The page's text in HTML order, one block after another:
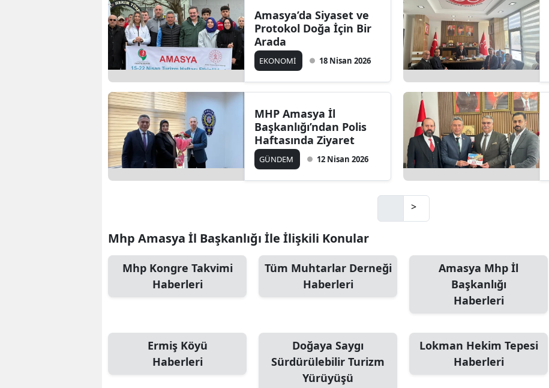
Amasya’da Siyaset ve
Protokol Doğa İçin Bir
Arada
EKONOMİ 18 Nisan 2026
MHP Amasya İl
Başkanlığı’ndan Polis
Haftasında Ziyaret
GÜNDEM 12 Nisan 2026
>
Mhp Amasya İl Başkanlığı İle İlişkili Konular
Mhp Kongre Takvimi
Haberleri
Tüm Muhtarlar Derneği
Haberleri
Amasya Mhp İl
Başkanlığı
Haberleri
Ermiş Köyü
Haberleri
Doğaya Saygı
Sürdürülebilir Turizm
Yürüyüşü
Lokman Hekim Tepesi
Haberleri